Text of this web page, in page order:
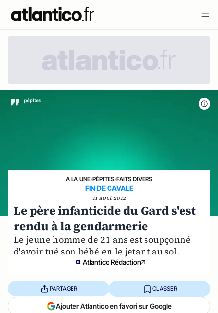
A LA UNE›PÉPITES›FAITS DIVERS
FIN DE CAVALE
11 août 2012
Le père infanticide du Gard s'est
rendu à la gendarmerie
Le jeune homme de 21 ans est soupçonné
d'avoir tué son bébé en le jetant au sol.
Atlantico Rédaction
PARTAGER CLASSER
Ajouter Atlantico en favori sur Google